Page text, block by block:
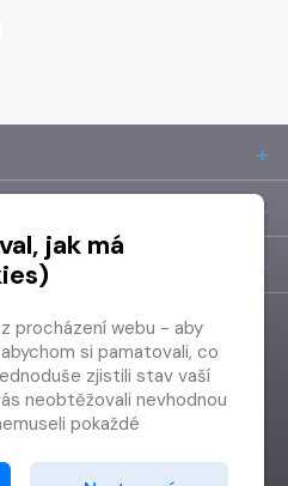
jak má
procházení webu - aby
si pamatovali, co
zjistili stav vaší
neobtěžovali nevhodnou
pokaždé